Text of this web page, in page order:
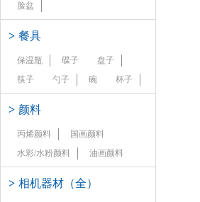
脸盆
> 餐具
保温瓶 碟子
盘子
筷子
勺子 碗 杯子
> 颜料
丙烯颜料
国画颜料
水彩/水粉颜料
油画颜料
> 相机器材（全）